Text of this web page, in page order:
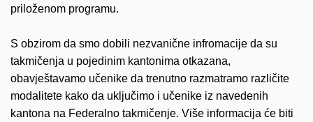
priloženom programu.
S obzirom da smo dobili nezvanične infromacije da su
takmičenja u pojedinim kantonima otkazana,
obavještavamo učenike da trenutno razmatramo različite
modalitete kako da uključimo i učenike iz navedenih
kantona na Federalno takmičenje. Više informacija će biti